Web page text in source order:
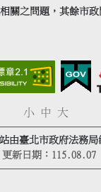
關之問題，其餘市
小 中 大
由臺北市政府法務局
更新日期： 115.08.07